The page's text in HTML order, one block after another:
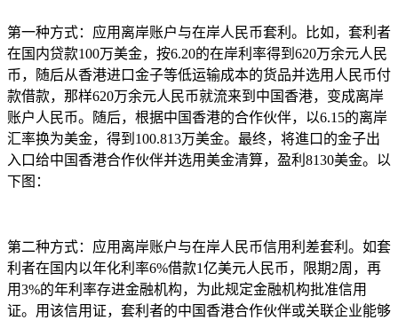
第一种方式：应用离岸账户与在岸人民币套利。比如，套利者
在国内贷款100万美金，按6.20的在岸利率得到620万余元人民
币，随后从香港进口金子等低运输成本的货品并选用人民币付
款借款，那样620万余元人民币就流来到中国香港，变成离岸
账户人民币。随后，根据中国香港的合作伙伴，以6.15的离岸
汇率换为美金，得到100.813万美金。最终，将進口的金子出
入口给中国香港合作伙伴并选用美金清算，盈利8130美金。以
下图：
第二种方式：应用离岸账户与在岸人民币信用利差套利。如套
利者在国内以年化利率6%借款1亿美元人民币，限期2周，再
用3%的年利率存进金融机构，为此规定金融机构批准信用
证。用该信用证，套利者的中国香港合作伙伴或关联企业能够